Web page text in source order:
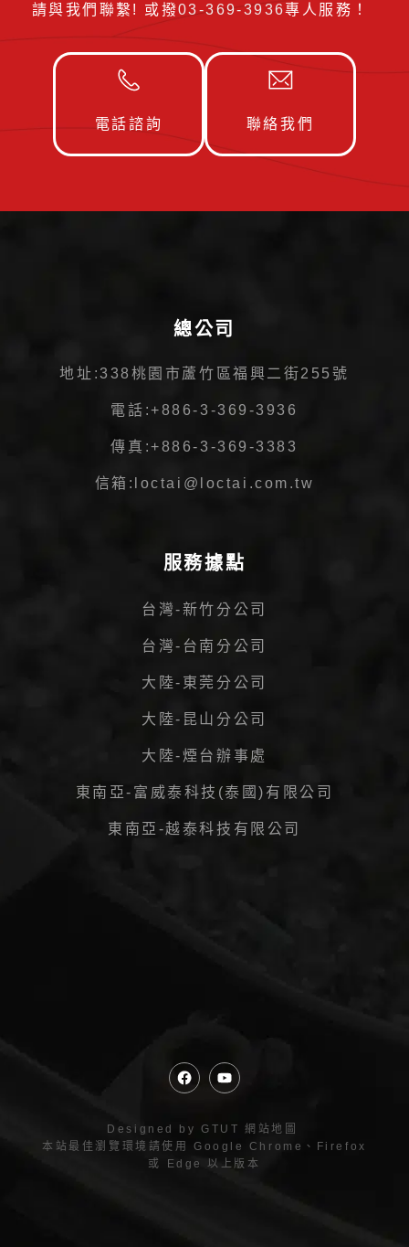
請與我們聯繫! 或撥03-369-3936專人服務！
電話諮詢 聯絡我們
總公司
地址:338桃園市蘆竹區福興二街255號
電話:+886-3-369-3936
傳真:+886-3-369-3383
信箱: loctai@loctai.com.tw
服務據點
台灣-新竹分公司
台灣-台南分公司
大陸-東莞分公司
大陸-昆山分公司
大陸-煙台辦事處
東南亞-富威泰科技(泰國)有限公司
東南亞-越泰科技有限公司
Designed byGTUT 網站地圖
本站最佳瀏覽環境請使用 Google Chrome、Firefox
或 Edge 以上版本